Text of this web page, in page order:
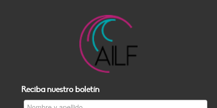
Reciba nuestro boletín